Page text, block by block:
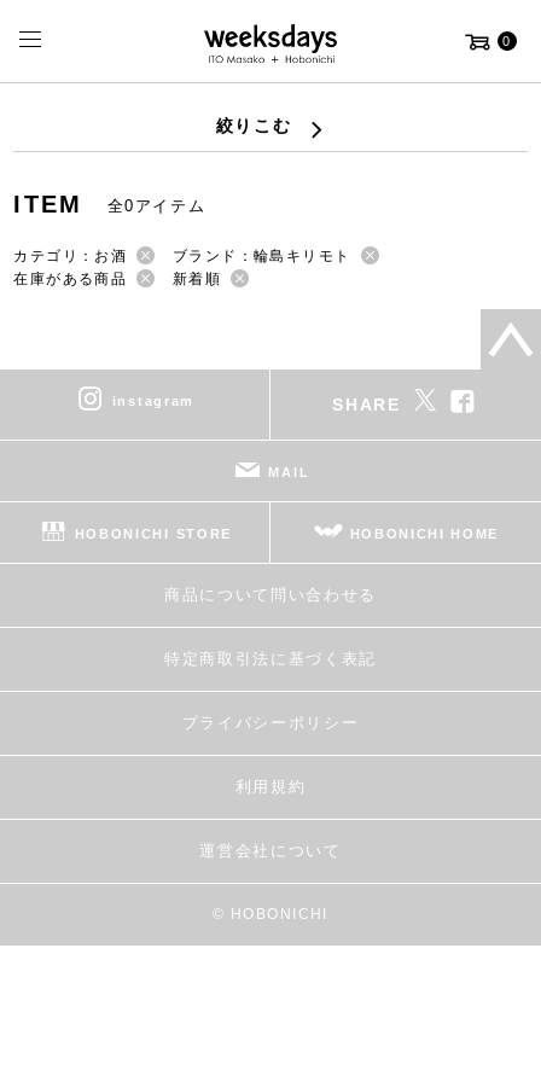
0
絞りこむ
ITEM 全0アイテム
カテゴリ：お酒
ブランド：輪島キリモト
在庫がある商品
新着順
instagram SHARE
MAIL
HOBONICHI STORE HOBONICHI HOME
商品について問い合わせる
特定商取引法に基づく表記
プライバシーポリシー
利用規約
運営会社について
© HOBONICHI